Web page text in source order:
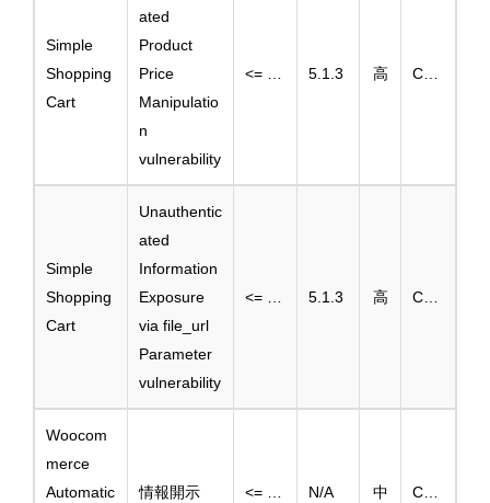
Simple
Shopping
Cart
ated
Product
Price
Manipulatio
n
vulnerability
5.1.3 高
Simple
Shopping
Cart
Unauthentic
ated
Information
Exposure
via file_url
Parameter
vulnerability
5.1.3 高
Woocom
merce
Automatic
情報開示 N/A 中